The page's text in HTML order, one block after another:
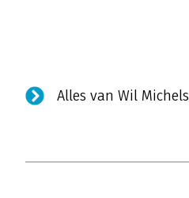
Alles van Wil Michels